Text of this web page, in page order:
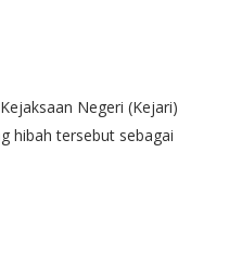
Negeri (Kejari)
hibah tersebut sebagai